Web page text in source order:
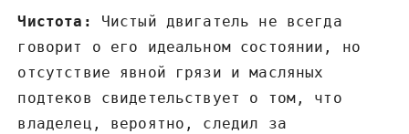
Чистота:
Чистый двигатель не всегда
говорит о его идеальном состоянии‚ но
отсутствие явной грязи и масляных
подтеков свидетельствует о том‚ что
владелец‚ вероятно‚ следил за